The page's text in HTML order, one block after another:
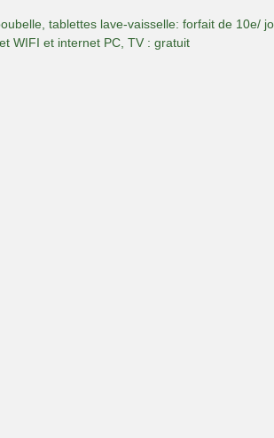
tablettes lave-vaisselle: forfait de 10e/
WIFI et internet PC, TV : gratuit